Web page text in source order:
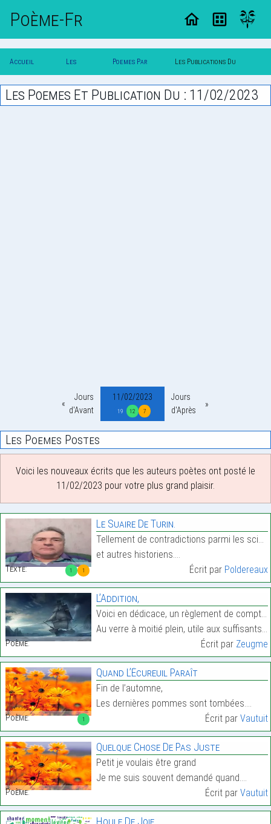
Poème-Fr
Accueil
Poesie
Les
Poesies
Poemes Par Les Publications Du
11/02/2023
Les Poemes Et Publication Du : 11/02/2023
Jours
d'Avant
11/02/2023
19 12 7
Jours
d'Après
Les Poemes Postes
Voici les nouveaux écrits que les auteurs poètes ont posté le
11/02/2023 pour votre plus grand plaisir.
1 1
Texte:
Le Suaire De Turin.
Tellement de contradictions parmi les scientifique
et autres historiens.…
Écrit par Poldereaux
Poème:
L’Addition,
Voici en dédicace, un règlement de compte,
Au verre à moitié plein, utile aux suffisants,…
Écrit par Zeugme
1
Poème:
Quand L’Écureuil Paraît
Fin de l’automne,
Les dernières pommes sont tombées.…
Écrit par Vautuit
Poème:
Quelque Chose De Pas Juste
Petit je voulais être grand
Je me suis souvent demandé quand.…
Écrit par Vautuit
Houle De Joie